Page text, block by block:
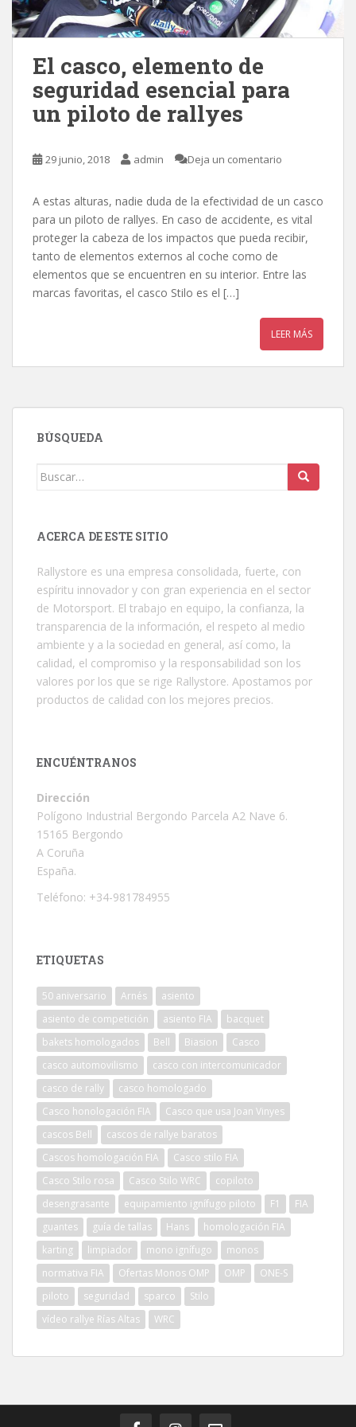
El casco, elemento de
seguridad esencial para
un piloto de rallyes
29 junio, 2018 admin Deja un comentario
A estas alturas, nadie duda de la efectividad de un casco
para un piloto de rallyes. En caso de accidente, es vital
proteger la cabeza de los impactos que pueda recibir,
tanto de elementos externos al coche como de
elementos que se encuentren en su interior. Entre las
marcas favoritas, el casco Stilo es el […]
LEER MÁS
BÚSQUEDA
Buscar:
ACERCA DE ESTE SITIO
Rallystore es una empresa consolidada, fuerte, con
espíritu innovador y con gran experiencia en el sector
de Motorsport. El trabajo en equipo, la confianza, la
transparencia de la información, el respeto al medio
ambiente y a la sociedad en general, así como, la
calidad, el compromiso y la responsabilidad son los
valores por los que se rige Rallystore. Apostamos por
productos de calidad con los mejores precios.
ENCUÉNTRANOS
Dirección
Polígono Industrial Bergondo Parcela A2 Nave 6.
15165 Bergondo
A Coruña
España.
Teléfono: +34-981784955
ETIQUETAS
50 aniversario Arnés
asiento
asiento de competición
asiento FIA
bacquet
bakets homologados
Bell Biasion
Casco
casco automovilismo
casco con intercomunicador
casco de rally
casco homologado
Casco honologación FIA
Casco que usa Joan Vinyes
cascos Bell
cascos de rallye baratos
Cascos homologación FIA
Casco stilo FIA
Casco Stilo rosa
Casco Stilo WRC
copiloto
desengrasante
equipamiento ignífugo piloto F1
FIA
guantes
guía de tallas Hans
homologación FIA
karting
limpiador mono ignífugo
monos
normativa FIA
Ofertas Monos OMP OMP
ONE-S
piloto
seguridad sparco
Stilo
vídeo rallye Rías Altas
WRC